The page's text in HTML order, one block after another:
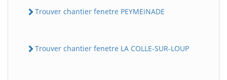
Trouver chantier fenetre PEYMEiNADE
Trouver chantier fenetre LA COLLE-SUR-LOUP